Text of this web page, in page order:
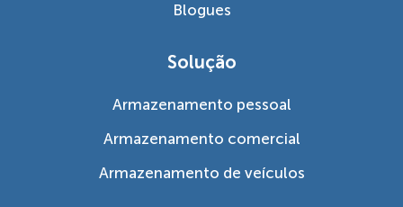
Blogues
Solução
Armazenamento pessoal
Armazenamento comercial
Armazenamento de veículos